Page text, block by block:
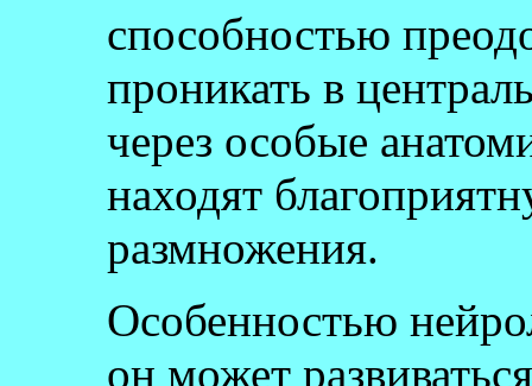
способностью
проникать в
через особые
находят
размножения.
Особенностью
он может